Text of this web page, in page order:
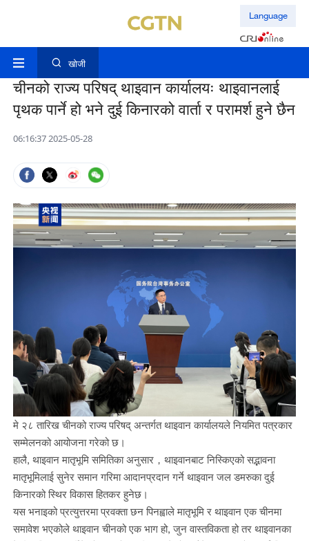
Language
खोजी
चीनको राज्य परिषद् थाइवान कार्यालयः थाइवानलाई
पृथक पार्ने हो भने दुई किनारको वार्ता र परामर्श हुने छैन
06:16:37 2025-05-28
मे २८ तारिख चीनको राज्य परिषद् अन्तर्गत थाइवान कार्यालयले नियमित पत्रकार
सम्मेलनको आयोजना गरेको छ।
हालै, थाइवान मातृभूमि समितिका अनुसार，थाइवानबाट निस्किएको सद्भावना
मातृभूमिलाई सुनेर समान गरिमा आदानप्रदान गर्ने थाइवान जल डमरुका दुई
किनारको स्थिर विकास हितकर हुनेछ।
यस भनाइको प्रत्युत्तरमा प्रवक्ता छन पिनह्वाले मातृभूमि र थाइवान एक चीनमा
समावेश भएकोले थाइवान चीनको एक भाग हो, जुन वास्तविकता हो तर थाइवानका